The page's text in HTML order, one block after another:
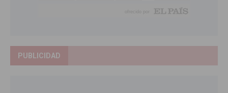
PUBLICIDAD